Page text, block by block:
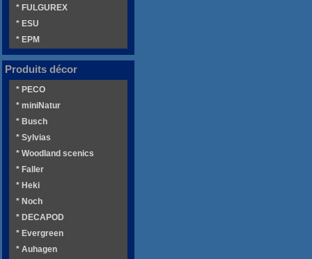
* FULGUREX
* ESU
* EPM
Produits décor
* PECO
* miniNatur
* Busch
* Sylvias
* Woodland scenics
* Faller
* Heki
* Noch
* DECAPOD
* Evergreen
* Auhagen